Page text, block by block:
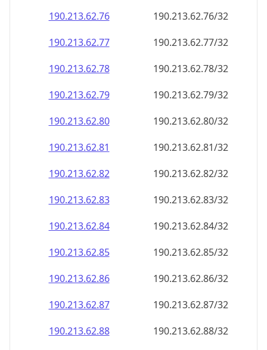
190.213.62.76
190.213.62.76/32
190.213.62.77
190.213.62.77/32
190.213.62.78
190.213.62.78/32
190.213.62.79
190.213.62.79/32
190.213.62.80
190.213.62.80/32
190.213.62.81
190.213.62.81/32
190.213.62.82
190.213.62.82/32
190.213.62.83
190.213.62.83/32
190.213.62.84
190.213.62.84/32
190.213.62.85
190.213.62.85/32
190.213.62.86
190.213.62.86/32
190.213.62.87
190.213.62.87/32
190.213.62.88
190.213.62.88/32